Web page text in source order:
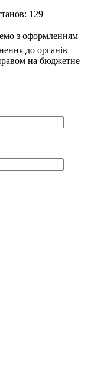
129
з оформленням
до органів
на бюджетне